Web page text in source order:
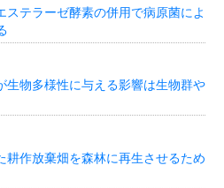
ステラーゼ酵素の併用で病原菌によ
生物多様性に与える影響は生物群や
耕作放棄畑を森林に再生させるため